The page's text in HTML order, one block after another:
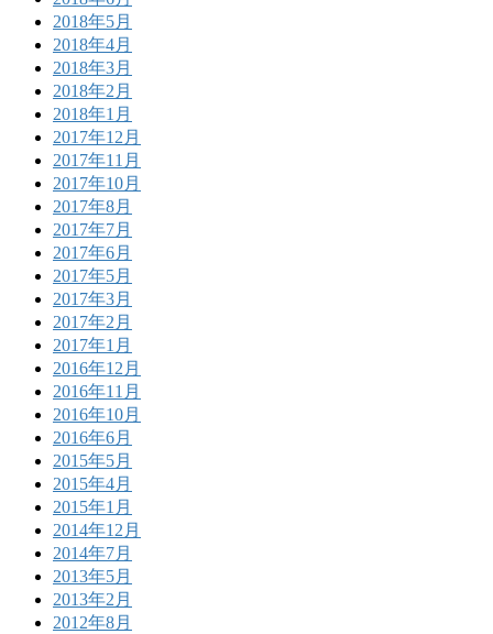
2018年5月
2018年4月
2018年3月
2018年2月
2018年1月
2017年12月
2017年11月
2017年10月
2017年8月
2017年7月
2017年6月
2017年5月
2017年3月
2017年2月
2017年1月
2016年12月
2016年11月
2016年10月
2016年6月
2015年5月
2015年4月
2015年1月
2014年12月
2014年7月
2013年5月
2013年2月
2012年8月